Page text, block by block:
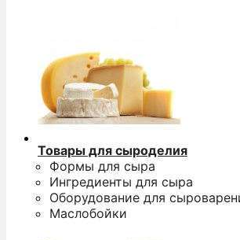
Товары для сыроделия
Формы для сыра
Ингредиенты для сыра
Оборудование для
Маслобойки